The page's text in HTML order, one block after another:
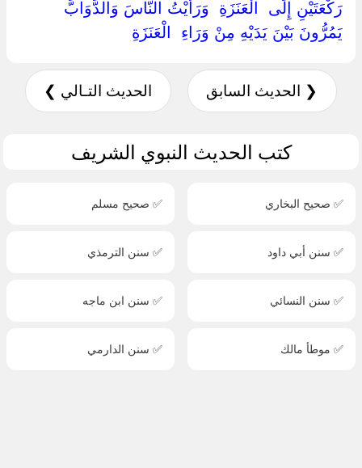
رَكْعَتَيْنِ إِلَى ‏ ‏الْعَنَزَةِ ‏ ‏وَرَأَيْتُ النَّاسَ وَالدَّوَابَّ
يَمُرُّونَ بَيْنَ يَدَيْهِ مِنْ وَرَاءِ ‏ ‏الْعَنَزَةِ ‏
❮ الحديث السابق الحديث التـالي ❯
كتب الحديث النبوي الشريف
✅ صحيح البخاري ✅ صحيح مسلم
✅ سنن أبي داود ✅ سنن الترمذي
✅ سنن النسائي ✅ سنن ابن ماجه
✅ موطأ مالك ✅ سنن الدارمي